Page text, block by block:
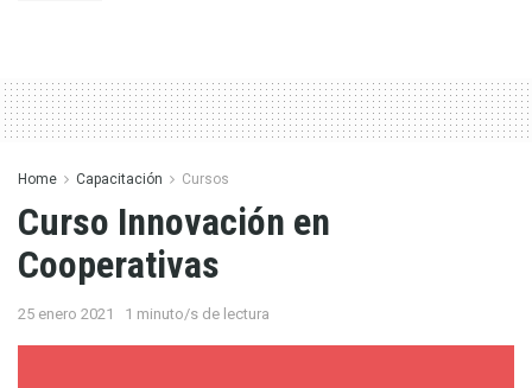
Home Capacitación Cursos
Curso Innovación en
Cooperativas
25 enero 2021 1 minuto/s de lectura